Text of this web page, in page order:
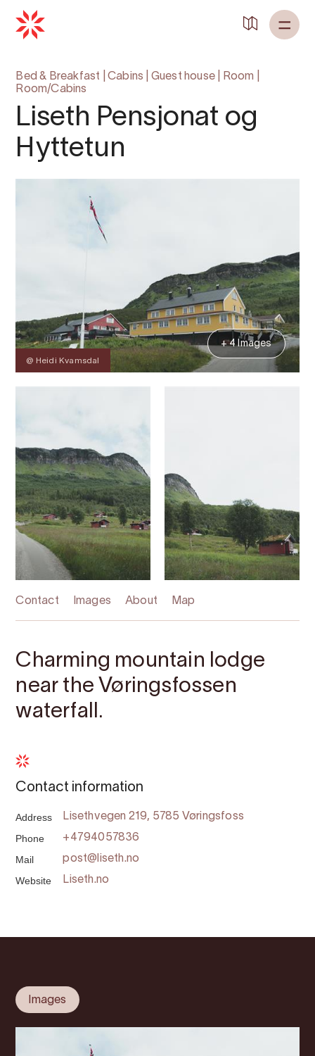
Bed & Breakfast Cabins Guest house Room
Room/Cabins
Liseth Pensjonat og
Hyttetun
@ Heidi Kvamsdal
+ 4 Images
Contact Images About Map
Charming mountain lodge
near the Vøringsfossen
waterfall.
Contact information
Address Lisethvegen 219, 5785 Vøringsfoss
Phone +4794057836
Mail post@liseth.no
Website Liseth.no
Images